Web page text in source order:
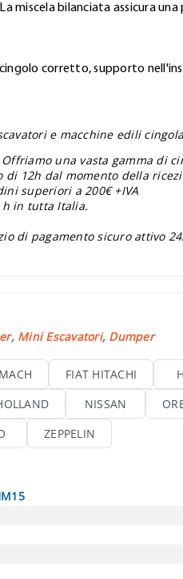
bilanciata assicura
corretto, supporto
e macchine edili
una vasta gamma di
12h dal momento della
superiori a 200€ +IVA
h in tutta Italia.
di pagamento sicuro attivo
, Mini Escavatori, Dumper
FIAT HITACHI
NISSAN
ZEPPELIN